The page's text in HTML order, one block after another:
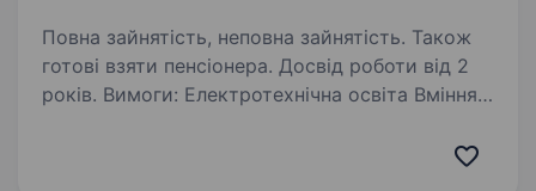
Повна зайнятість, неповна зайнятість. Також
готові взяти пенсіонера. Досвід роботи від 2
років. Вимоги: Електротехнічна освіта Вміння